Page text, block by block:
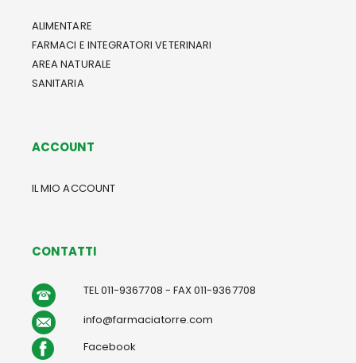
ALIMENTARE
FARMACI E INTEGRATORI VETERINARI
AREA NATURALE
SANITARIA
ACCOUNT
IL MIO ACCOUNT
CONTATTI
TEL 011-9367708 - FAX 011-9367708
info@farmaciatorre.com
Facebook